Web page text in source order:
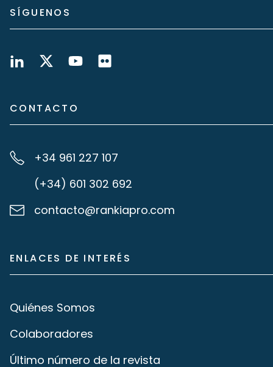
SÍGUENOS
CONTACTO
+34 961 227 107
(+34) 601 302 692
contacto@rankiapro.com
ENLACES DE INTERÉS
Quiénes Somos
Colaboradores
Último número de la revista